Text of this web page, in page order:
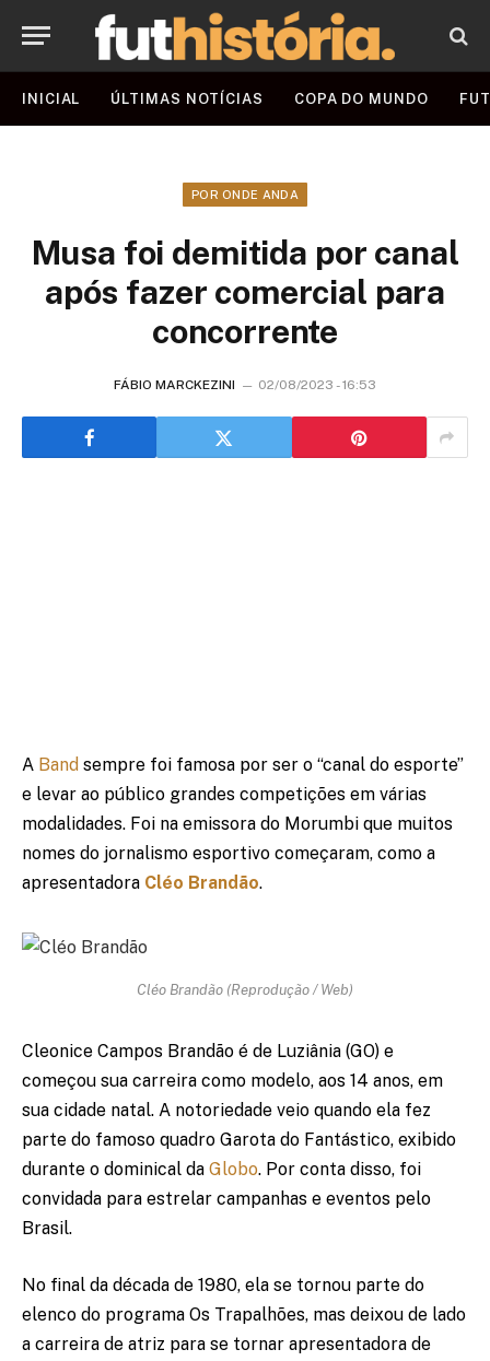
INICIAL ÚLTIMAS NOTÍCIAS COPA DO MUNDO
POR ONDE ANDA
Musa foi demitida por canal
após fazer comercial para
concorrente
FÁBIO MARCKEZINI 02/08/2023 - 16:53
A Band sempre foi famosa por ser o “canal do esporte”
e levar ao público grandes competições em várias
modalidades. Foi na emissora do Morumbi que muitos
nomes do jornalismo esportivo começaram, como a
apresentadora Cléo Brandão.
Cléo Brandão (Reprodução / Web)
Cleonice Campos Brandão é de Luziânia (GO) e
começou sua carreira como modelo, aos 14 anos, em
sua cidade natal. A notoriedade veio quando ela fez
parte do famoso quadro Garota do Fantástico, exibido
durante o dominical da Globo. Por conta disso, foi
convidada para estrelar campanhas e eventos pelo
Brasil.
No final da década de 1980, ela se tornou parte do
elenco do programa Os Trapalhões, mas deixou de lado
a carreira de atriz para se tornar apresentadora de